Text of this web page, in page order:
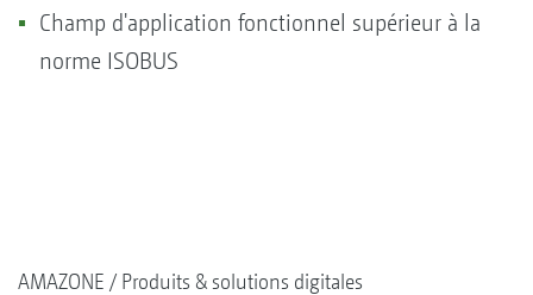
Champ d'application fonctionnel supérieur à la
norme ISOBUS
AMAZONE
Produits & solutions digitales